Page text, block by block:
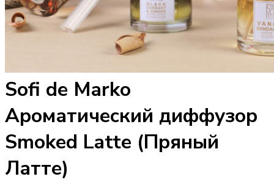
Sofi de Marko
Ароматический диффузор
Smoked Latte (Пряный
Латте)